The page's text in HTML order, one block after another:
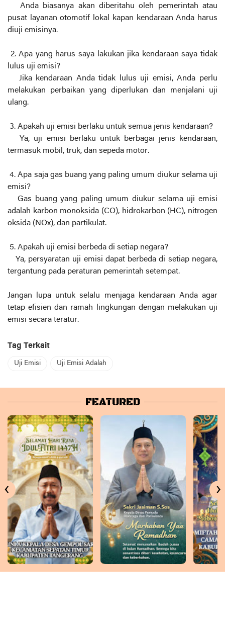
Anda biasanya akan diberitahu oleh pemerintah atau
pusat layanan otomotif lokal kapan kendaraan Anda harus
diuji emisinya.
2. Apa yang harus saya lakukan jika kendaraan saya tidak
lulus uji emisi?
Jika kendaraan Anda tidak lulus uji emisi, Anda perlu
melakukan perbaikan yang diperlukan dan menjalani uji
ulang.
3. Apakah uji emisi berlaku untuk semua jenis kendaraan?
Ya, uji emisi berlaku untuk berbagai jenis kendaraan,
termasuk mobil, truk, dan sepeda motor.
4. Apa saja gas buang yang paling umum diukur selama uji
emisi?
Gas buang yang paling umum diukur selama uji emisi
adalah karbon monoksida (CO), hidrokarbon (HC), nitrogen
oksida (NOx), dan partikulat.
5. Apakah uji emisi berbeda di setiap negara?
Ya, persyaratan uji emisi dapat berbeda di setiap negara,
tergantung pada peraturan pemerintah setempat.
Jangan lupa untuk selalu menjaga kendaraan Anda agar
tetap efisien dan ramah lingkungan dengan melakukan uji
emisi secara teratur.
Tag Terkait
Uji Emisi Uji Emisi Adalah
FEATURED
‹ ›